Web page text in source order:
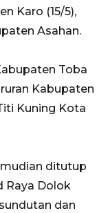
Karo (15/5),
Asahan.
Toba
Kabupaten
Kuning Kota
ditutup
Raya Dolok
dan